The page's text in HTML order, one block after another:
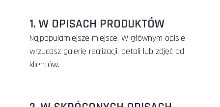
1. W OPISACH PRODUKTÓW
Najpopularniejsze miejsce. W głównym opisie
wrzucasz galerię realizacji, detali lub zdjęć od
klientów.